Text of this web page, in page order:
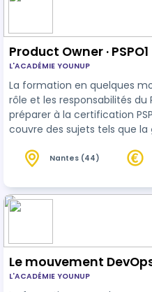
Product Owner · PSPO1
L'ACADÉMIE YOUNUP
La formation en quelques
rôle et les responsabilités du
préparer à la certification
couvre des sujets tels que la
Répartition : > Théorie : 55% >
distance, avec un
pédagogique identiques. >
Nantes (44)
Le mouvement
L'ACADÉMIE YOUNUP